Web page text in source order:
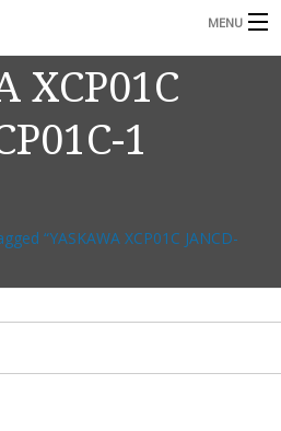
MENU
Phone: +86 17750010683
XCP01C
1
“YASKAWA XCP01C JANCD-